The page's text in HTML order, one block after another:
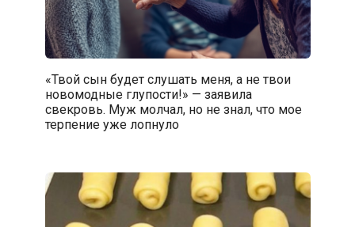
«Твой сын будет слушать меня, а не твои
новомодные глупости!» — заявила
свекровь. Муж молчал, но не знал, что мое
терпение уже лопнуло